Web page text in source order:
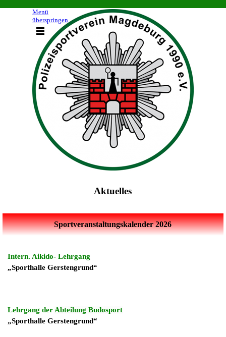
Menü
überspringen
Aktuelles
Sportveranstaltungskalender 2026
Intern. Aikido- Lehrgang
„Sporthalle Gerstengrund“
Lehrgang der Abteilung Budosport
„Sporthalle Gerstengrund“